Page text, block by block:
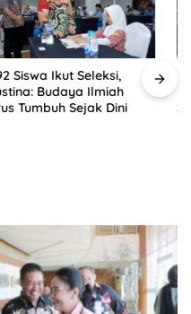
Menggali Akar, Menjangkau
Masa Depan: Membumikan
SWOT untuk Inovasi Sekolah